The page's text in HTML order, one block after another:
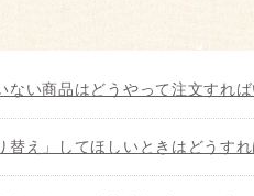
い商品はどうやって注文すれば
え」してほしいときはどうすれ